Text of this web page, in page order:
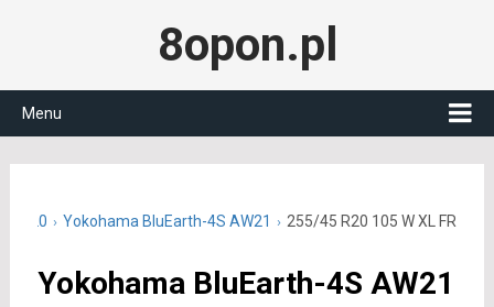
8opon.pl
Menu
R20 Yokohama BluEarth-4S AW21 255/45 R20 105 W XL FR
Yokohama BluEarth-4S AW21